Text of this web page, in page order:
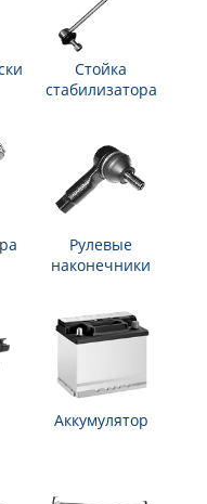
Стойка
стабилизатора
Рулевые
наконечники
Аккумулятор